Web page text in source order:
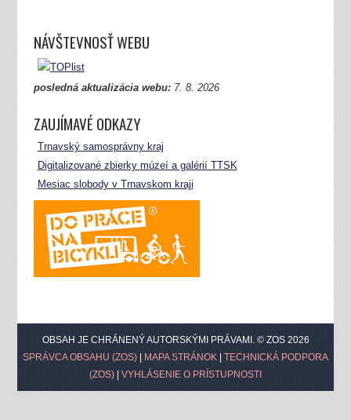
NÁVŠTEVNOSŤ WEBU
posledná aktualizácia webu:7. 8. 2026
ZAUJÍMAVÉ ODKAZY
Trnavský samosprávny kraj
Digitalizované zbierky múzeí a galérií TTSK
Mesiac slobody v Trnavskom kraji
OBSAH JE CHRÁNENÝ AUTORSKÝMI PRÁVAMI. © ZOS 2026
SPRÁVCA OBSAHU (ZOS)
MAPA STRÁNOK
TECHNICKÁ PODPORA
(ZOS)
VYHLÁSENIE O PRÍSTUPNOSTI